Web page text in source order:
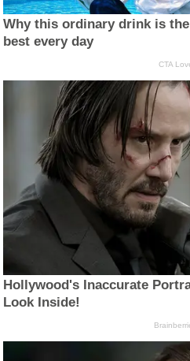
Why this ordinary drink is
best every day
CTA
Hollywood's Inaccurate
Look Inside!